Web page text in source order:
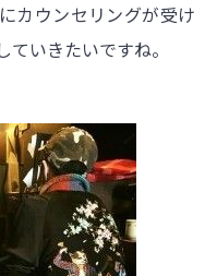
カウンセリングが受け
いきたいですね。